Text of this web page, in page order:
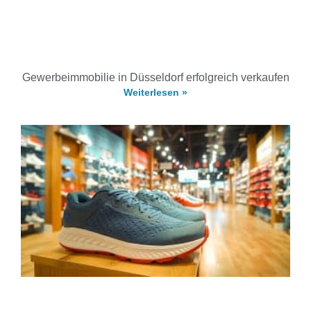
Gewerbeimmobilie in Düsseldorf erfolgreich verkaufen
Weiterlesen »